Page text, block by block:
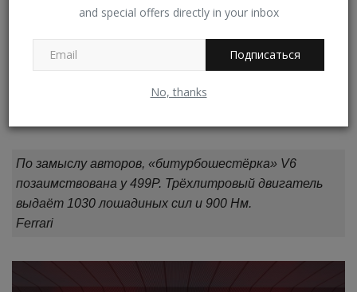
and special offers directly in your inbox
Подписаться
No, thanks
По замыслу авторов, «битурбошестёрка» V6
позаимствована у 499P. Трёхлитровый двигатель
выдаёт 1030 лошадиных сил и 900 Нм.
Ferrari